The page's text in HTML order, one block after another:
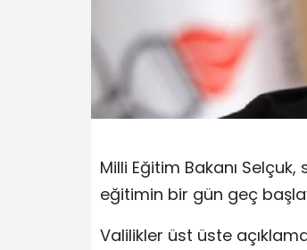
Milli Eğitim Bakanı
eğitimin bir gün geç
Valilikler üst üste